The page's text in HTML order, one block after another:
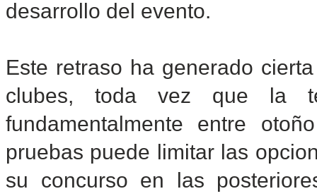
desarrollo del evento.
Este retraso ha generado
clubes, toda vez que la
fundamentalmente entre
pruebas puede limitar las
su concurso en las